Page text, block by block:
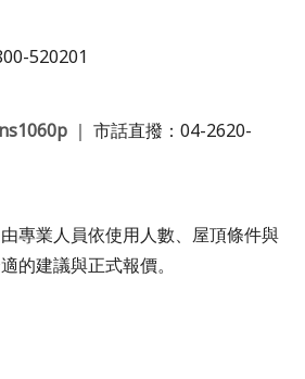
520201
｜ 市話直撥：04-2620-
專業人員依使用人數、屋頂條件與
的建議與正式報價。